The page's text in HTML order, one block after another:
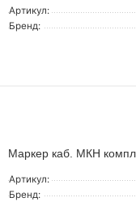
Артикул:
Бренд:
Маркер каб. МКН
Артикул:
Бренд: